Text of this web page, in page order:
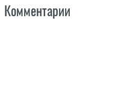
Комментарии